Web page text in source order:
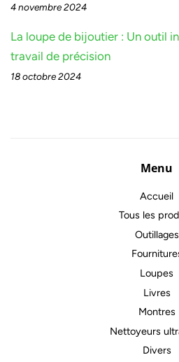
4 novembre 2024
La loupe de bijoutier : Un outil
travail de précision
18 octobre 2024
Menu
Accueil
Tous les
Outillages
Loupes
Livres
Montres
Nettoyeurs
Divers